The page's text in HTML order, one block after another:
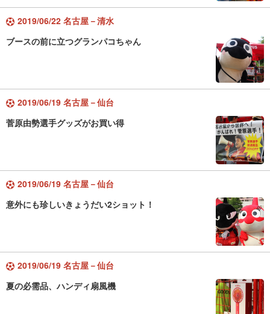
2019/06/22 名古屋－清水
ブースの前に立つグランパコちゃん
2019/06/19 名古屋－仙台
菅原由勢選手グッズがお買い得
2019/06/19 名古屋－仙台
意外にも珍しいきょうだい2ショット！
2019/06/19 名古屋－仙台
夏の必需品、ハンディ扇風機